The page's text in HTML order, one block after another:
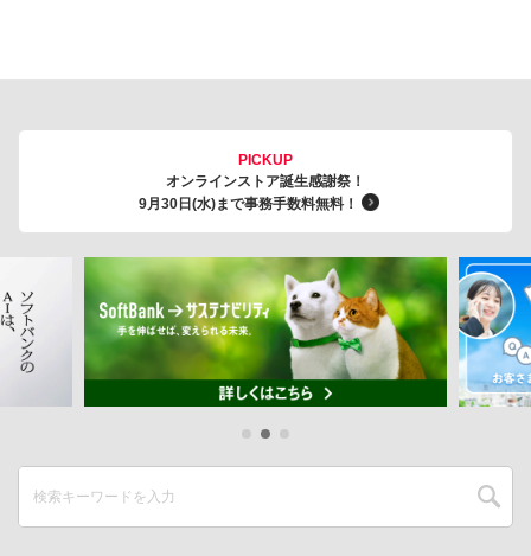
PICKUP
オンラインストア誕生感謝祭！
9月30日(水)まで事務手数料無料！